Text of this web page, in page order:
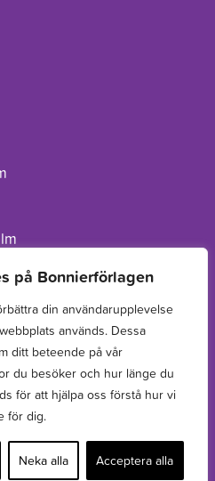
på Bonnierförlagen
din användarupplevelse
används. Dessa
ditt beteende på vår
du besöker och hur länge du
för att hjälpa oss förstå hur vi
för dig.
Neka alla Acceptera alla